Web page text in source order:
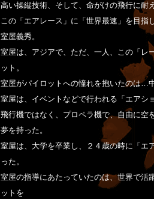
高い操縦技術、そして、命がけの飛行に耐
この「エアレース」に「世界最速」を目指
室屋義秀。
室屋は、アジアで、ただ、一人、この「レ
ット。
室屋がパイロットへの憧れを抱いたのは…
室屋は、イベントなどで行われる「エアシ
飛行機ではなく、プロペラ機で、自由に空
夢を持った。
室屋は、大学を卒業し、２４歳の時に「エ
った。
室屋の指導にあたっていたのは、世界で活
ットを